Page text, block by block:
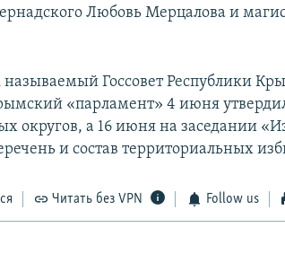
Любовь Мерцалова и
Госсовет Республики
«парламент» 4 июня
округов, а 16 июня на заседании
и состав территориальных
Читать без VPN Follow us